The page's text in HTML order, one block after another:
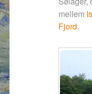
mellem
Fjord.